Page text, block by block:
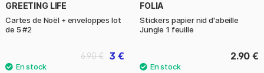
GREETING LIFE
Cartes de Noël + enveloppes lot
de 5 #2
3 €
6.90 €
FOLIA
Stickers papier nid d'abeille
Jungle 1 feuille
2.90 €